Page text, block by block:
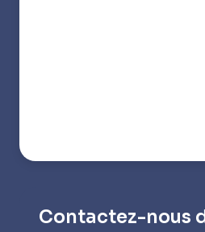
Contactez-nous